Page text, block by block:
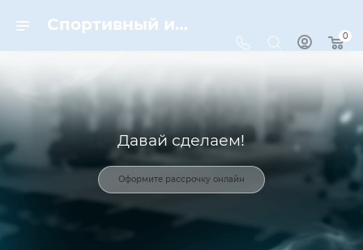
Спортивный инвентарь и оборудование для спорта в Москве | Dynamic-Sport
0
Давай сделаем!
Оформите рассрочку онлайн